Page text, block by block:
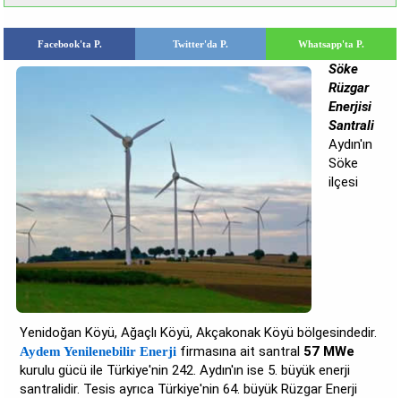
Facebook'ta P. Twitter'da P. Whatsapp'ta P.
Söke
Rüzgar
Enerjisi
Santrali
Aydın'ın
Söke
ilçesi
Yenidoğan Köyü, Ağaçlı Köyü, Akçakonak Köyü bölgesindedir.
Aydem Yenilenebilir Enerji firmasına ait santral 57 MWe
kurulu gücü ile Türkiye'nin 242. Aydın'ın ise 5. büyük enerji
santralidir. Tesis ayrıca Türkiye'nin 64. büyük Rüzgar Enerji